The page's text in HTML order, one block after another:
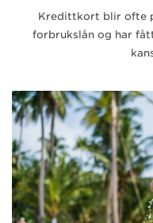
Kredittkort blir ofte
forbrukslån og har